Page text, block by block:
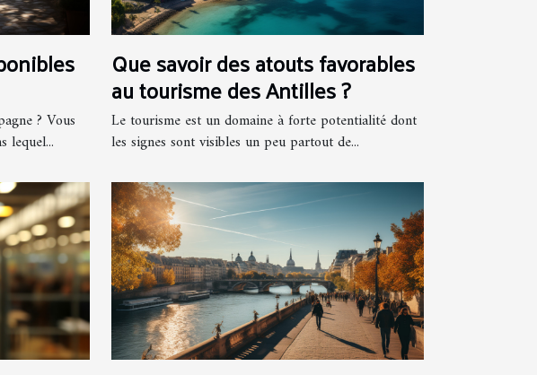
? Vous
lequel...
Que savoir des atouts favorables
au tourisme des Antilles ?
Le tourisme est un domaine à forte potentialité dont
les signes sont visibles un peu partout de...